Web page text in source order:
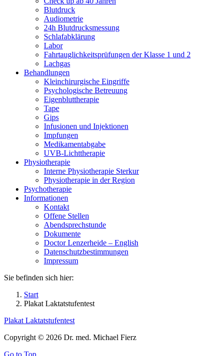
Blutdruck
Audiometrie
24h Blutdrucksmessung
Schlafabklärung
Labor
Fahrtauglichkeitsprüfungen der Klasse 1 und 2
Lachgas
Behandlungen
Kleinchirurgische Eingriffe
Psychologische Betreuung
Eigenbluttherapie
Tape
Gips
Infusionen und Injektionen
Impfungen
Medikamentabgabe
UVB-Lichttherapie
Physiotherapie
Interne Physiotherapie Sterkur
Physiotherapie in der Region
Psychotherapie
Informationen
Kontakt
Offene Stellen
Abendsprechstunde
Dokumente
Doctor Lenzerheide – English
Datenschutzbestimmungen
Impressum
Sie befinden sich hier:
Start
Plakat Laktatstufentest
Plakat Laktatstufentest
Copyright © 2026 Dr. med. Michael Fierz
Go to Top